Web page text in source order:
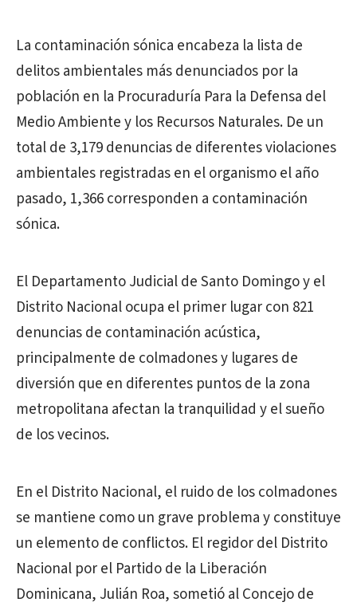
La contaminación sónica encabeza la lista de
delitos ambientales más denunciados por la
población en la Procuraduría Para la Defensa del
Medio Ambiente y los Recursos Naturales. De un
total de 3,179 denuncias de diferentes violaciones
ambientales registradas en el organismo el año
pasado, 1,366 corresponden a contaminación
sónica.
El Departamento Judicial de Santo Domingo y el
Distrito Nacional ocupa el primer lugar con 821
denuncias de contaminación acústica,
principalmente de colmadones y lugares de
diversión que en diferentes puntos de la zona
metropolitana afectan la tranquilidad y el sueño
de los vecinos.
En el Distrito Nacional, el ruido de los colmadones
se mantiene como un grave problema y constituye
un elemento de conflictos. El regidor del Distrito
Nacional por el Partido de la Liberación
Dominicana, Julián Roa, sometió al Concejo de